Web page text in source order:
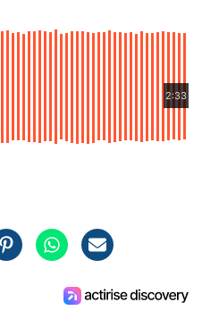
2:33